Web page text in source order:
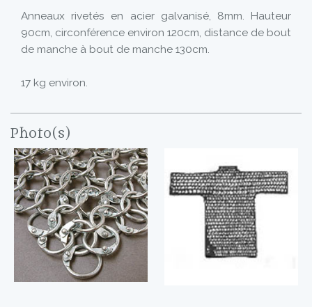
Anneaux rivetés en acier galvanisé, 8mm. Hauteur
90cm, circonférence environ 120cm, distance de bout
de manche à bout de manche 130cm.
17 kg environ.
Photo(s)